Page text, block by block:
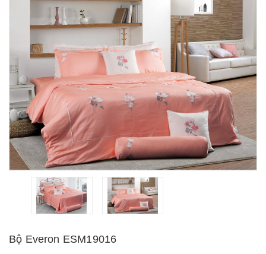
Bộ Everon ESM19016